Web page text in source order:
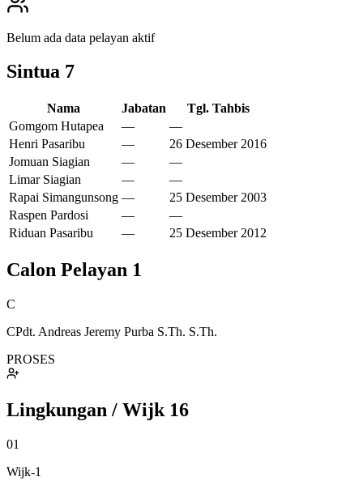
Belum ada data pelayan aktif
Sintua 7
Nama Jabatan
Tgl. Tahbis
Gomgom Hutapea
—
—
Henri Pasaribu
—
26 Desember 2016
Jomuan Siagian
—
—
Limar Siagian
—
—
Rapai Simangunsong —
25 Desember 2003
Raspen Pardosi
—
—
Riduan Pasaribu
— 25 Desember 2012
Calon Pelayan 1
C
CPdt. Andreas Jeremy Purba S.Th. S.Th.
PROSES
Lingkungan / Wijk 16
01
Wijk-1